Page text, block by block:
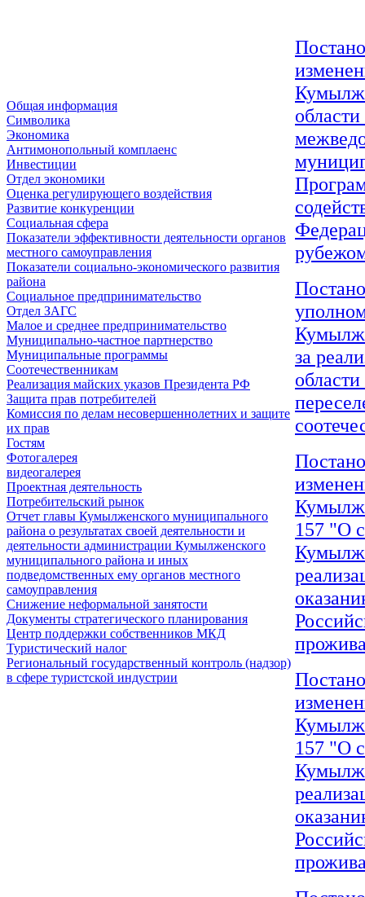
Общая информация
Символика
Экономика
Антимонопольный комплаенс
Инвестиции
Отдел экономики
Оценка регулирующего воздействия
Развитие конкуренции
Социальная сфера
Показатели эффективности деятельности органов
местного самоуправления
Показатели социально-экономического развития
района
Социальное предпринимательство
Отдел ЗАГС
Малое и среднее предпринимательство
Муниципально-частное партнерство
Муниципальные программы
Соотечественникам
Реализация майских указов Президента РФ
Защита прав потребителей
Комиссия по делам несовершеннолетних и защите
их прав
Гостям
Фотогалерея
видеогалерея
Проектная деятельность
Потребительский рынок
Отчет главы Кумылженского муниципального
района о результатах своей деятельности и
деятельности администрации Кумылженского
муниципального района и иных
подведомственных ему органов местного
самоуправления
Снижение неформальной занятости
Документы стратегического планирования
Центр поддержки собственников МКД
Туристический налог
Региональный государственный контроль (надзор)
в сфере туристской индустрии
за
157 "О
157 "О